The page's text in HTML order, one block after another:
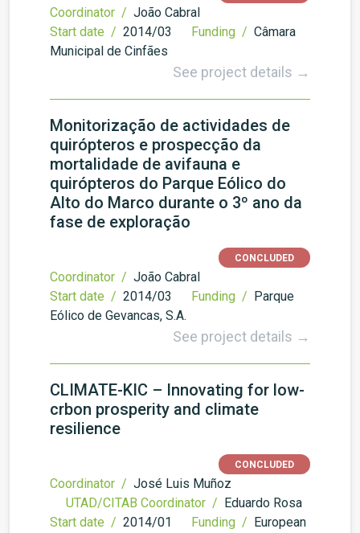
Coordinator / João Cabral
Start date / 2014/03 Funding / Câmara
Municipal de Cinfães
See project details →
Monitorização de actividades de
quirópteros e prospecção da
mortalidade de avifauna e
quirópteros do Parque Eólico do
Alto do Marco durante o 3º ano da
fase de exploração
CONCLUDED
Coordinator / João Cabral
Start date / 2014/03 Funding / Parque
Eólico de Gevancas, S.A.
See project details →
CLIMATE-KIC – Innovating for low-
crbon prosperity and climate
resilience
CONCLUDED
Coordinator / José Luis Muñoz
UTAD/CITAB Coordinator / Eduardo Rosa
Start date / 2014/01 Funding / European